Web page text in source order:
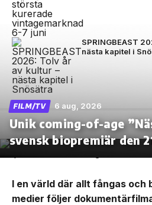
SPRINGBEAST
nästa kapitel i
FILM/TV 6 aug, 2026
Unik coming-of-age
svensk biopremiär den
I en värld där allt fångas och
medier följer